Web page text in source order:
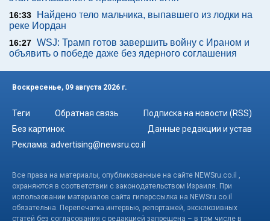
16:33
Найдено тело мальчика, выпавшего из лодки на
реке Иордан
16:27 WSJ: Трамп готов завершить войну с Ираном и
объявить о победе даже без ядерного соглашения
Воскресенье, 09 августа 2026 г.
Теги Обратная связь
Подписка на новости (RSS)
Без картинок
Данные редакции и устав
Реклама: advertising@newsru.co.il
Все права на материалы, опубликованные на сайте NEWSru.co.il ,
охраняются в соответствии с законодательством Израиля. При
использовании материалов сайта гиперссылка на NEWSru.co.il
обязательна. Перепечатка интервью, репортажей, эксклюзивных
статей без согласования с редакцией запрещена – в том числе в